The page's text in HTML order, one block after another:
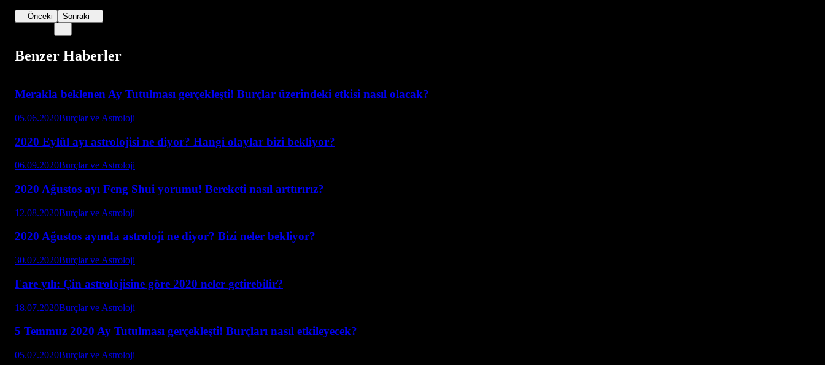
Önceki Sonraki
Benzer Haberler
Merakla beklenen Ay Tutulması gerçekleşti! Burçlar üzerindeki etkisi nasıl olacak?
05.06.2020Burçlar ve Astroloji
2020 Eylül ayı astrolojisi ne diyor? Hangi olaylar bizi bekliyor?
06.09.2020Burçlar ve Astroloji
2020 Ağustos ayı Feng Shui yorumu! Bereketi nasıl arttırırız?
12.08.2020Burçlar ve Astroloji
2020 Ağustos ayında astroloji ne diyor? Bizi neler bekliyor?
30.07.2020Burçlar ve Astroloji
Fare yılı: Çin astrolojisine göre 2020 neler getirebilir?
18.07.2020Burçlar ve Astroloji
5 Temmuz 2020 Ay Tutulması gerçekleşti! Burçları nasıl etkileyecek?
05.07.2020Burçlar ve Astroloji